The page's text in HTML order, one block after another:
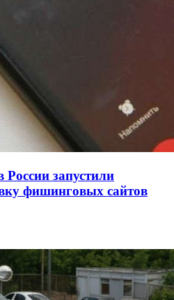
нарастили экспорт:
на 3,6 млн долларов
запустили
фишинговых сайтов